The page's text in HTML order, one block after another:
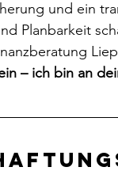
und ein
Planbarkeit
– ich bin an